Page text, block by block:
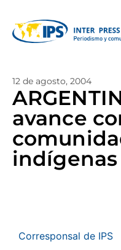
12 de agosto, 2004
avance
indígenas
Corresponsal de IPS